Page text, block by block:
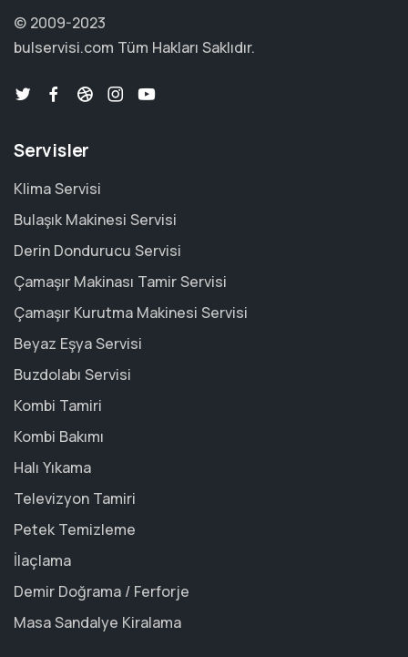
© 2009-2023
bulservisi.com Tüm Hakları Saklıdır.
Servisler
Klima Servisi
Bulaşık Makinesi Servisi
Derin Dondurucu Servisi
Çamaşır Makinası Tamir Servisi
Çamaşır Kurutma Makinesi Servisi
Beyaz Eşya Servisi
Buzdolabı Servisi
Kombi Tamiri
Kombi Bakımı
Halı Yıkama
Televizyon Tamiri
Petek Temizleme
İlaçlama
Demir Doğrama / Ferforje
Masa Sandalye Kiralama